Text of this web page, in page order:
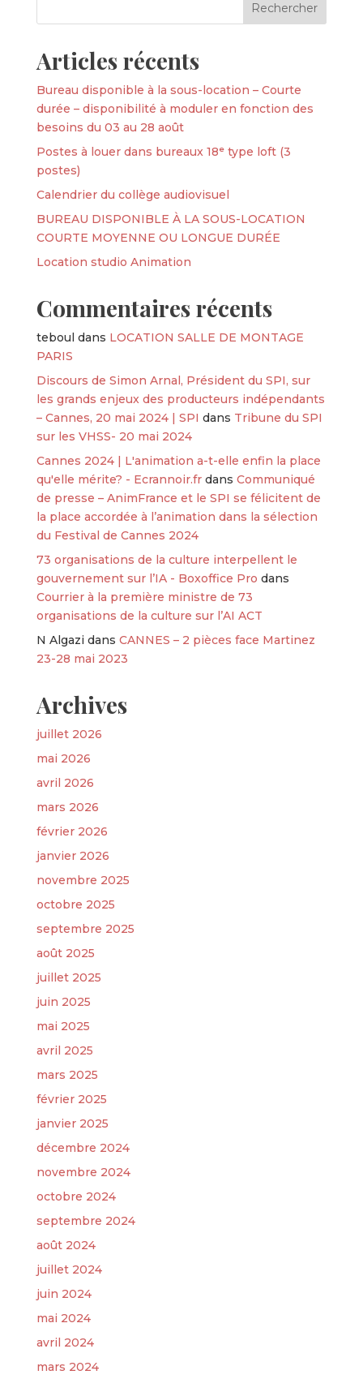
Articles récents
Bureau disponible à la sous-location – Courte
durée – disponibilité à moduler en fonction des
besoins du 03 au 28 août
Postes à louer dans bureaux 18ᵉ type loft (3
postes)
Calendrier du collège audiovisuel
BUREAU DISPONIBLE À LA SOUS-LOCATION
COURTE MOYENNE OU LONGUE DURÉE
Location studio Animation
Commentaires récents
teboul dans LOCATION SALLE DE MONTAGE
PARIS
Discours de Simon Arnal, Président du SPI, sur
les grands enjeux des producteurs indépendants
– Cannes, 20 mai 2024 | SPI dans Tribune du SPI
sur les VHSS- 20 mai 2024
Cannes 2024 | L'animation a-t-elle enfin la place
qu'elle mérite? - Ecrannoir.frdans Communiqué
de presse – AnimFrance et le SPI se félicitent de
la place accordée à l’animation dans la sélection
du Festival de Cannes 2024
73 organisations de la culture interpellent le
gouvernement sur l’IA - Boxoffice Pro dans
Courrier à la première ministre de 73
organisations de la culture sur l’AI ACT
N Algazi dans CANNES – 2 pièces face Martinez
23-28 mai 2023
Archives
juillet 2026
mai 2026
avril 2026
mars 2026
février 2026
janvier 2026
novembre 2025
octobre 2025
septembre 2025
août 2025
juillet 2025
juin 2025
mai 2025
avril 2025
mars 2025
février 2025
janvier 2025
décembre 2024
novembre 2024
octobre 2024
septembre 2024
août 2024
juillet 2024
juin 2024
mai 2024
avril 2024
mars 2024